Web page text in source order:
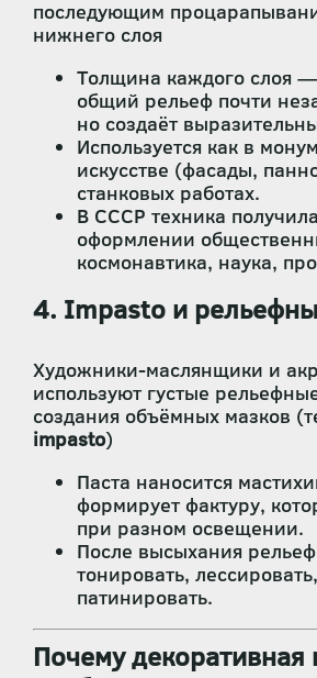
последующим
нижнего слоя
Толщина каждого слоя
общий рельеф почти
но создаёт
Используется как в
искусстве (фасады,
станковых работах.
В СССР техника
оформлении
космонавтика, наука,
4. Impasto и
Художники-маслянщики и
используют густые
создания объёмных мазков
impasto)
Паста наносится
формирует фактуру,
при разном освещении.
После высыхания
тонировать, лессировать,
патинировать.
Почему декоративная